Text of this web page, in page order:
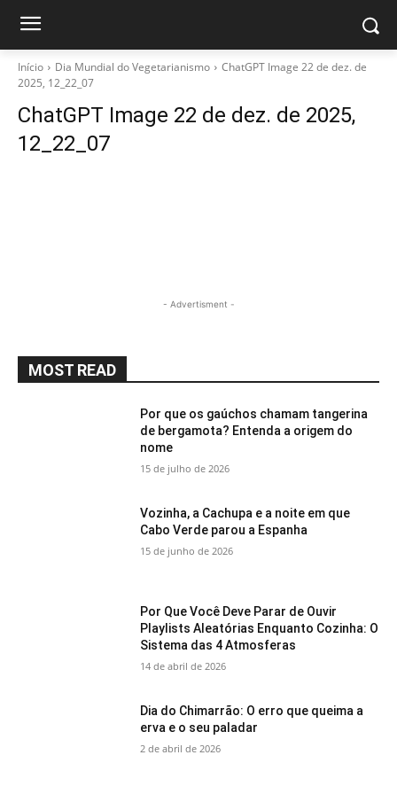
Início Dia Mundial do Vegetarianismo
ChatGPT Image 22 de dez. de
2025, 12_22_07
ChatGPT Image 22 de dez. de 2025,
12_22_07
- Advertisment -
MOST READ
Por que os gaúchos chamam tangerina
de bergamota? Entenda a origem do
nome
15 de julho de 2026
Vozinha, a Cachupa e a noite em que
Cabo Verde parou a Espanha
15 de junho de 2026
Por Que Você Deve Parar de Ouvir
Playlists Aleatórias Enquanto Cozinha: O
Sistema das 4 Atmosferas
14 de abril de 2026
Dia do Chimarrão: O erro que queima a
erva e o seu paladar
2 de abril de 2026